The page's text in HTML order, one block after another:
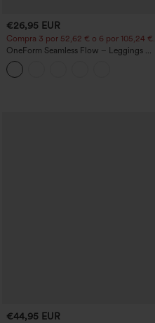
€26,95 EUR
Compra 3 por 52,62 € o 6 por 105,24 €.
OneForm Seamless Flow – Leggings de
yoga sin costuras, tiro medio, control de
abdomen y realce de glúteos
€44,95 EUR